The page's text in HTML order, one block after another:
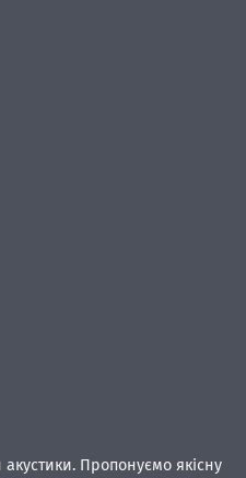
Пропонуємо якісну